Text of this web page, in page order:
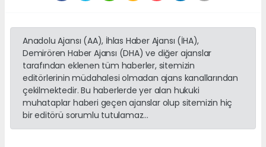
Anadolu Ajansı (AA), İhlas Haber Ajansı (İHA),
Demirören Haber Ajansı (DHA) ve diğer ajanslar
tarafından eklenen tüm haberler, sitemizin
editörlerinin müdahalesi olmadan ajans kanallarından
çekilmektedir. Bu haberlerde yer alan hukuki
muhataplar haberi geçen ajanslar olup sitemizin hiç
bir editörü sorumlu tutulamaz...